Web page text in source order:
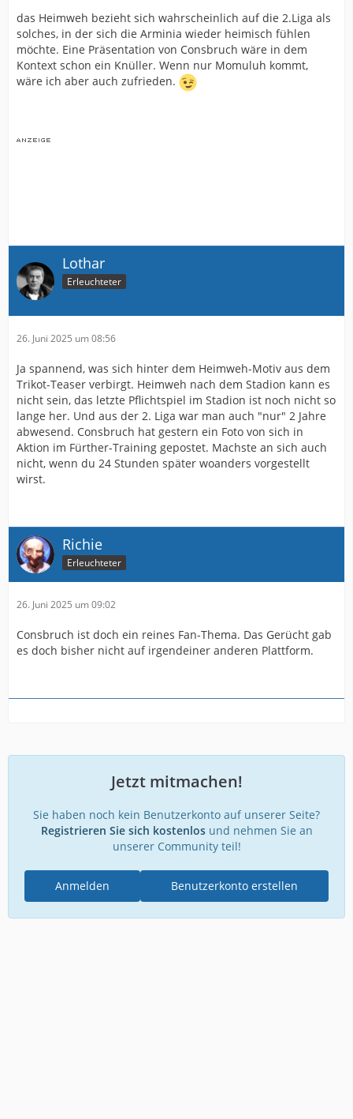
das Heimweh bezieht sich wahrscheinlich auf die 2.Liga als
solches, in der sich die Arminia wieder heimisch fühlen
möchte. Eine Präsentation von Consbruch wäre in dem
Kontext schon ein Knüller. Wenn nur Momuluh kommt,
wäre ich aber auch zufrieden.
Lothar
Erleuchteter
26. Juni 2025 um 08:56
Ja spannend, was sich hinter dem Heimweh-Motiv aus dem
Trikot-Teaser verbirgt. Heimweh nach dem Stadion kann es
nicht sein, das letzte Pflichtspiel im Stadion ist noch nicht so
lange her. Und aus der 2. Liga war man auch "nur" 2 Jahre
abwesend. Consbruch hat gestern ein Foto von sich in
Aktion im Fürther-Training gepostet. Machste an sich auch
nicht, wenn du 24 Stunden später woanders vorgestellt
wirst.
Richie
Erleuchteter
26. Juni 2025 um 09:02
Consbruch ist doch ein reines Fan-Thema. Das Gerücht gab
es doch bisher nicht auf irgendeiner anderen Plattform.
Jetzt mitmachen!
Sie haben noch kein Benutzerkonto auf unserer Seite?
Registrieren Sie sich kostenlosund nehmen Sie an
unserer Community teil!
Benutzerkonto erstellen
Anmelden